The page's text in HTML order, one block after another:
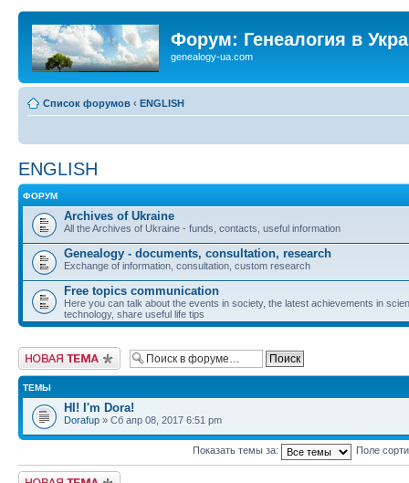
Форум: Генеалогия в
genealogy-ua.com
Список форумов ‹ ENGLISH
ENGLISH
ФОРУМ
Archives of Ukraine
All the Archives of Ukraine - funds, contacts, useful information
Genealogy - documents, consultation, research
Exchange of information, consultation, custom research
Free topics communication
Here you can talk about the events in society, the latest achievements in
technology, share useful life tips
Новая тема
ТЕМЫ
HI! I'm Dora!
Dorafup » Сб апр 08, 2017 6:51 pm
Показать темы за: Поле
Новая тема